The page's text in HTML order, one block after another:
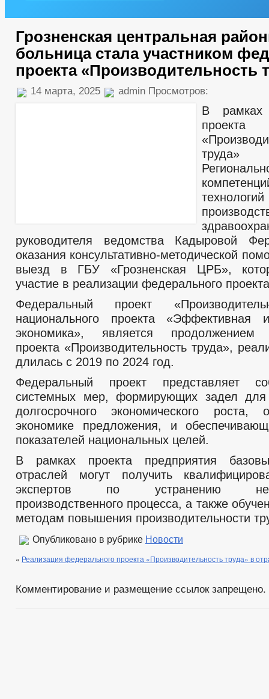
Грозненская центральная
больница стала участником
проекта «Производительность
14 марта, 2025 admin Просмотров:
В рамках
проекта
труда»
руководителя ведомства Кадыровой
оказания консультативно-методической
выезд в ГБУ «Грозненская ЦРБ»,
участие в реализации федерального
Федеральный проект
национального проекта «Эффективная
экономика», является продолжением
проекта «Производительность труда»,
длилась с 2019 по 2024 год.
Федеральный проект представляет
системных мер, формирующих задел
долгосрочного экономического роста,
экономике предложения, и
показателей национальных целей.
В рамках проекта предприятия
отраслей могут получить
экспертов по устранению
производственного процесса, а также
методам повышения производительности
Опубликовано в рубрике Новости
« Реализация федерального проекта «Производительность труда» в
Комментирование и размещение ссылок запрещено.